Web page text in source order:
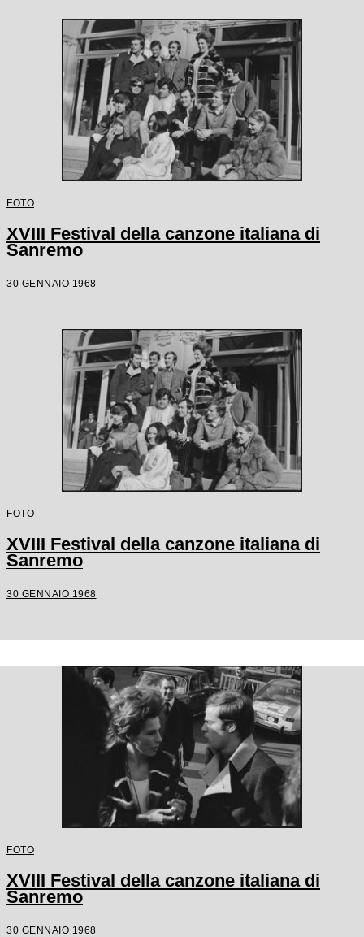
FOTO
XVIII Festival della canzone italiana di
Sanremo
30 GENNAIO 1968
FOTO
XVIII Festival della canzone italiana di
Sanremo
30 GENNAIO 1968
FOTO
XVIII Festival della canzone italiana di
Sanremo
30 GENNAIO 1968